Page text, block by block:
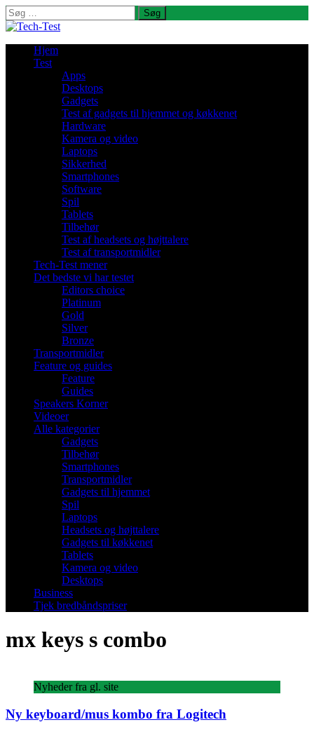
Søg
efter:
Hjem
Test
Apps
Desktops
Gadgets
Test af gadgets til hjemmet og køkkenet
Hardware
Kamera og video
Laptops
Sikkerhed
Smartphones
Software
Spil
Tablets
Tilbehør
Test af headsets og højttalere
Test af transportmidler
Tech-Test mener
Det bedste vi har testet
Editors choice
Platinum
Gold
Silver
Bronze
Transportmidler
Feature og guides
Feature
Guides
Speakers Korner
Videoer
Alle kategorier
Gadgets
Tilbehør
Smartphones
Transportmidler
Gadgets til hjemmet
Spil
Laptops
Headsets og højttalere
Gadgets til køkkenet
Tablets
Kamera og video
Desktops
Business
Tjek bredbåndspriser
mx keys s combo
Nyheder fra gl. site
Ny keyboard/mus kombo fra Logitech